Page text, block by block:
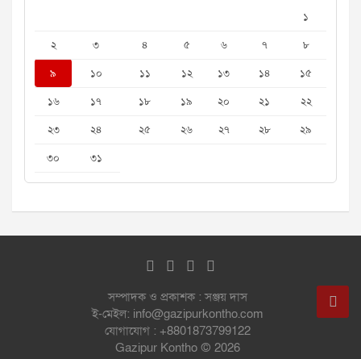
১
২
৩ ৪ ৫ ৬ ৭
৮
৯
১০ ১১ ১২ ১৩ ১৪
১৫
১৬
১৭ ১৮ ১৯ ২০ ২১
২২
২৩
২৪ ২৫ ২৬ ২৭ ২৮
২৯
৩০
৩১
সম্পাদক ও প্রকাশক : সঞ্জয় দাস
ই-মেইল: info@gazipurkontho.com
যোগাযোগ : +8801873799122
Gazipur Kontho © 2026